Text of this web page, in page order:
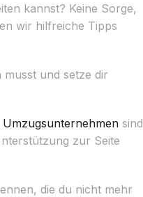
kannst? Keine Sorge,
wir hilfreiche Tipps
und setze dir
Umzugsunternehmen sind
zur Seite
die du nicht mehr